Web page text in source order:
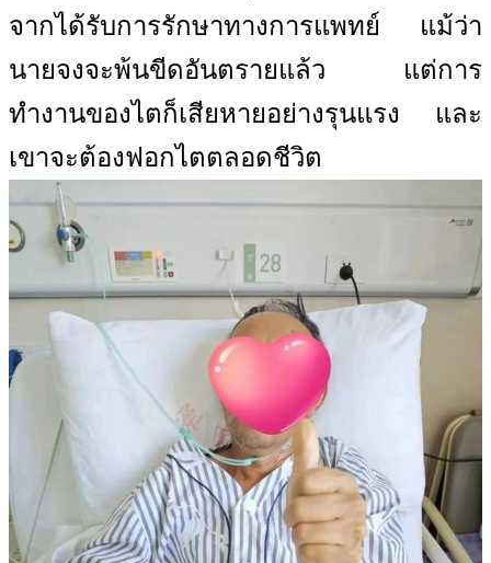
จากได้รับการรักษาทางการแพทย์ แม้ว่า
นายจงจะพ้นขีดอันตรายแล้ว แต่การ
ทำงานของไตก็เสียหายอย่างรุนแรง และ
เขาจะต้องฟอกไตตลอดชีวิต